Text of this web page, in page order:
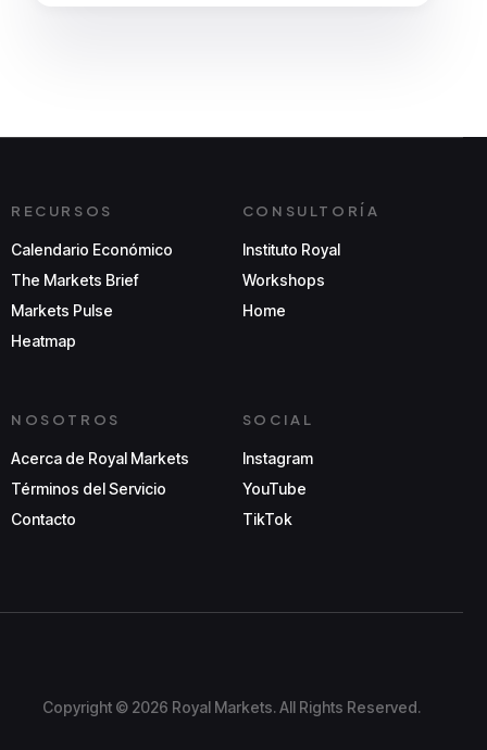
RECURSOS
Calendario Económico
The Markets Brief
Markets Pulse
Heatmap
CONSULTORÍA
Instituto Royal
Workshops
Home
NOSOTROS
Acerca de Royal Markets
Términos del Servicio
Contacto
SOCIAL
Instagram
YouTube
TikTok
Copyright © 2026 Royal Markets. All Rights Reserved.
Solicitar Admisión